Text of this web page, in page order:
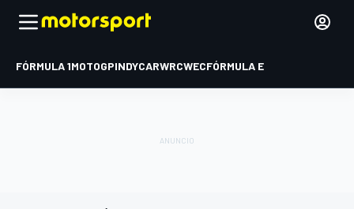
FÓRMULA 1MOTOGPINDYCARWRCWECFÓRMULA E